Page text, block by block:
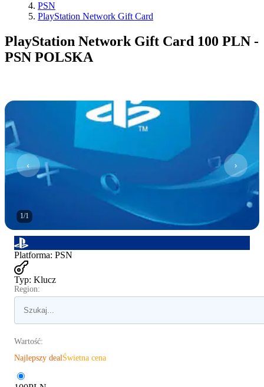
PSN
PlayStation Network Gift Card
PlayStation Network Gift Card 100 PLN -
PSN POLSKA
1/1
Platforma: PSN
Typ: Klucz
Region:
Wartość:
Najlepszy deal Świetna cena